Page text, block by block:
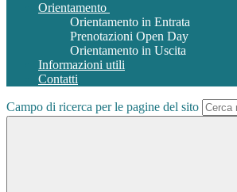
Orientamento
Orientamento in Entrata
Prenotazioni Open Day
Orientamento in Uscita
Informazioni utili
Contatti
Campo di ricerca per le pagine del sito